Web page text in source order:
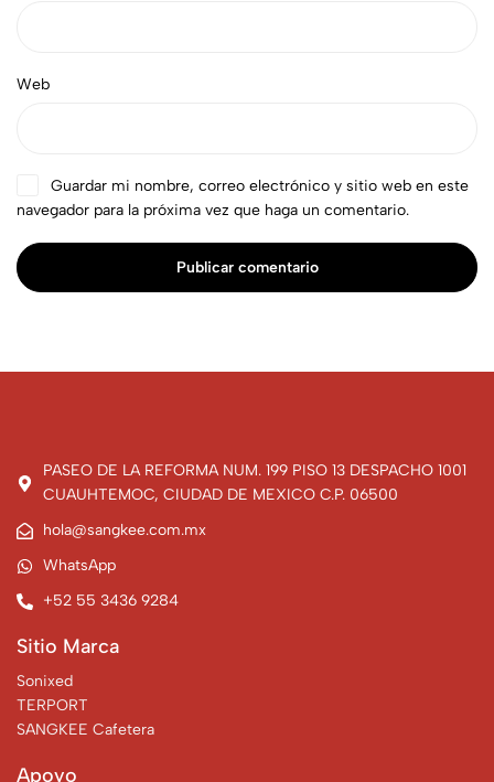
Web
Guardar mi nombre, correo electrónico y sitio web en este
navegador para la próxima vez que haga un comentario.
Publicar comentario
PASEO DE LA REFORMA NUM. 199 PISO 13 DESPACHO 1001
CUAUHTEMOC, CIUDAD DE MEXICO C.P. 06500
hola@sangkee.com.mx
WhatsApp
+52 55 3436 9284
Sitio Marca
Sonixed
TERPORT
SANGKEE Cafetera
Apoyo